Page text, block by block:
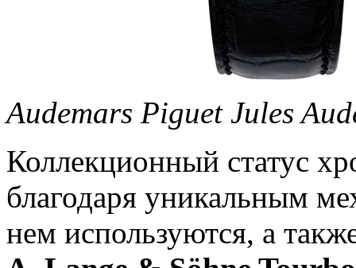
Audemars Piguet Jules
Коллекционный статус
благодаря уникальным
нем используются, а